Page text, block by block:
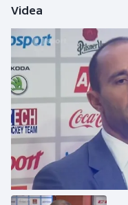
Plážový volejbal
Ragby
Rychlobruslení
Rychlostní kanoistika
Short track
Sportovní střelba
Videa